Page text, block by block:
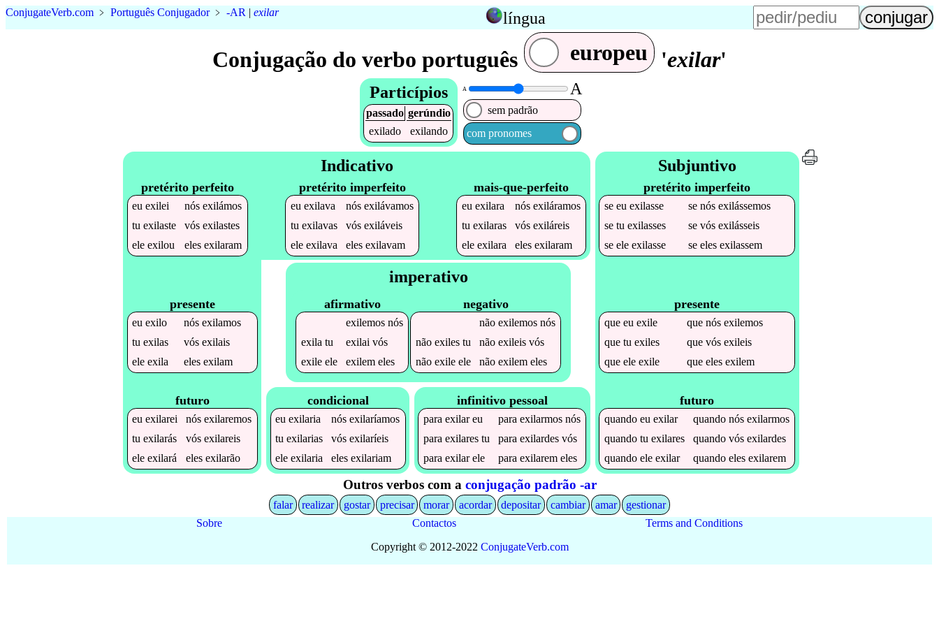
ConjugateVerb.com ﹥ Português Conjugador﹥ -AR | exilar língua
Conjugação do verbo português europeu 'exilar'
Particípios
passado gerúndio
exilado
exilando
A A
sem padrão
com pronomes
Indicativo
pretérito perfeito
euexilei nósexilámos
tuexilaste vósexilastes
eleexilou elesexilaram
pretérito imperfeito
eu exilava nós exilávamos
tu exilavas vós exiláveis
ele exilava eles exilavam
mais-que-perfeito
euexilara nósexiláramos
tuexilaras vósexiláreis
eleexilara elesexilaram
presente
euexilo nósexilamos
tuexilas vósexilais
eleexila elesexilam
futuro
euexilarei nósexilaremos
tuexilarás vósexilareis
eleexilará elesexilarão
imperativo
afirmativo
exilemosnós
exila tu exilai vós
exileele exilemeles
negativo
não exilemosnós
não exilestu não exileisvós
não exileele não exilemeles
condicional
euexilaria nósexilaríamos
tuexilarias vósexilaríeis
eleexilaria elesexilariam
infinitivo pessoal
paraexilareu paraexilarmos nós
paraexilares tu paraexilardes vós
paraexilarele paraexilarem eles
Subjuntivo
pretérito imperfeito
seeuexilasse senósexilássemos
setuexilasses sevósexilásseis
seeleexilasse seelesexilassem
presente
queeuexile quenósexilemos
quetuexiles quevósexileis
queeleexile queelesexilem
futuro
quandoeuexilar quandonósexilarmos
quandotuexilares quandovósexilardes
quandoeleexilar quandoelesexilarem
Outros verbos com a conjugação padrão -ar
falar realizar gostar precisar morar acordar depositar cambiar amar
gestionar
Sobre
Contactos
Terms and Conditions
Copyright © 2012-2022 ConjugateVerb.com